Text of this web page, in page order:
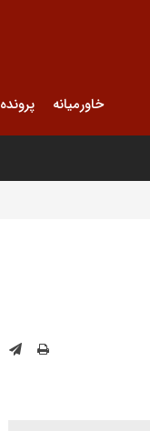
خاورمیانه